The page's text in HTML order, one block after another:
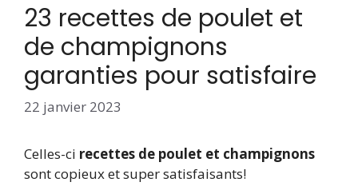
23 recettes de poulet et
de champignons
garanties pour satisfaire
22 janvier 2023
Celles-ci recettes de poulet et champignons
sont copieux et super satisfaisants!